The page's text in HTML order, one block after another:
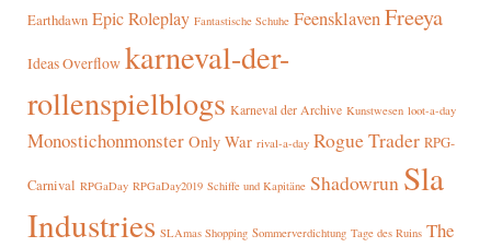
Earthdawn Epic Roleplay Fantastische Schuhe FeensklavenFreeya
Ideas Overflow karneval-der-
rollenspielblogs Karneval der Archive Kunstwesen loot-a-day
Monostichonmonster Only War rival-a-day Rogue Trader RPG-
Carnival RPGaDay RPGaDay2019 Schiffe und Kapitäne Shadowrun Sla
Industries SLAmas Shopping Sommerverdichtung Tage des Ruins The